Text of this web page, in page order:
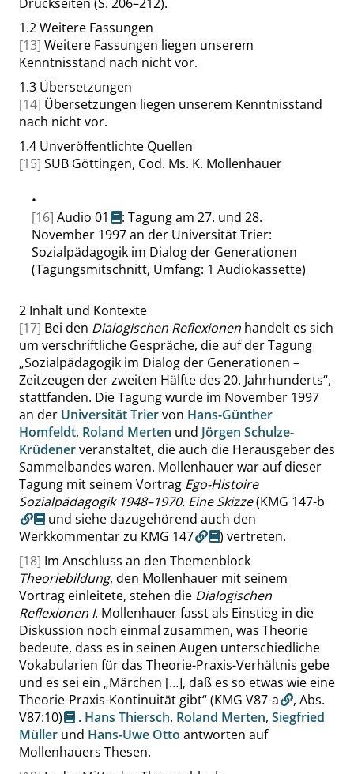
1.2Weitere Fassungen
[13] Weitere Fassungen liegen unserem
Kenntnisstand nach nicht vor.
1.3 Übersetzungen
[14] Übersetzungen liegen unserem Kenntnisstand
nach nicht vor.
1.4 Unveröffentlichte Quellen
[15] SUB Göttingen, Cod. Ms. K. Mollenhauer
•
[16] Audio 01
: Tagung am 27. und 28.
November 1997 an der Universität Trier:
Sozialpädagogik im Dialog der Generationen
(Tagungsmitschnitt, Umfang: 1 Audiokassette)
2 Inhalt und Kontexte
[17] Bei den Dialogischen Reflexionen handelt es sich
um verschriftliche Gespräche, die auf der Tagung
„Sozialpädagogik im Dialog der Generationen –
Zeitzeugen der zweiten Hälfte des 20. Jahrhunderts“,
stattfanden. Die Tagung wurde im November 1997
an der Universität Triervon Hans-Günther
Homfeldt, Roland Merten und Jörgen Schulze-
Krüdenerveranstaltet, die auch die Herausgeber des
Sammelbandes waren. Mollenhauer war auf dieser
Tagung mit seinem Vortrag Ego-Histoire
Sozialpädagogik 1948–1970. Eine Skizze(KMG 147-b
und siehe dazugehörend auch den
Werkkommentar zu KMG 147
) vertreten.
[18] Im Anschluss an den Themenblock
Theoriebildung, den Mollenhauer mit seinem
Vortrag einleitete, stehen die Dialogischen
Reflexionen I. Mollenhauer fasst als Einstieg in die
Diskussion noch einmal zusammen, was Theorie
bedeute, dass es in seinen Augen unterschiedliche
Vokabularien für das Theorie-Praxis-Verhältnis gebe
und es sei ein „Märchen […], daß es so etwas wie eine
Theorie-Praxis-Kontinuität gibt“(KMG V87-a , Abs.
V87:10) . Hans Thiersch, Roland Merten, Siegfried
Müller und Hans-Uwe Otto antworten auf
Mollenhauers Thesen.